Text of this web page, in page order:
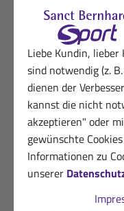
Liebe Kundin,
sind notwendig (z.
dienen der
kannst die nicht
akzeptieren" oder
gewünschte
Informationen zu
unserer
Bitte beachte,
ausgegeben
Gesamtbewertung
★★★★★